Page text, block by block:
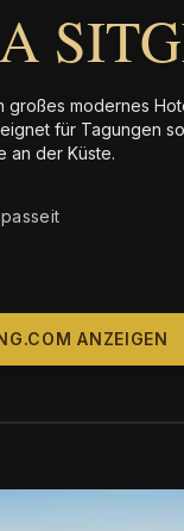
großes modernes
für Tagungen
an der Küste.
ANZEIGEN